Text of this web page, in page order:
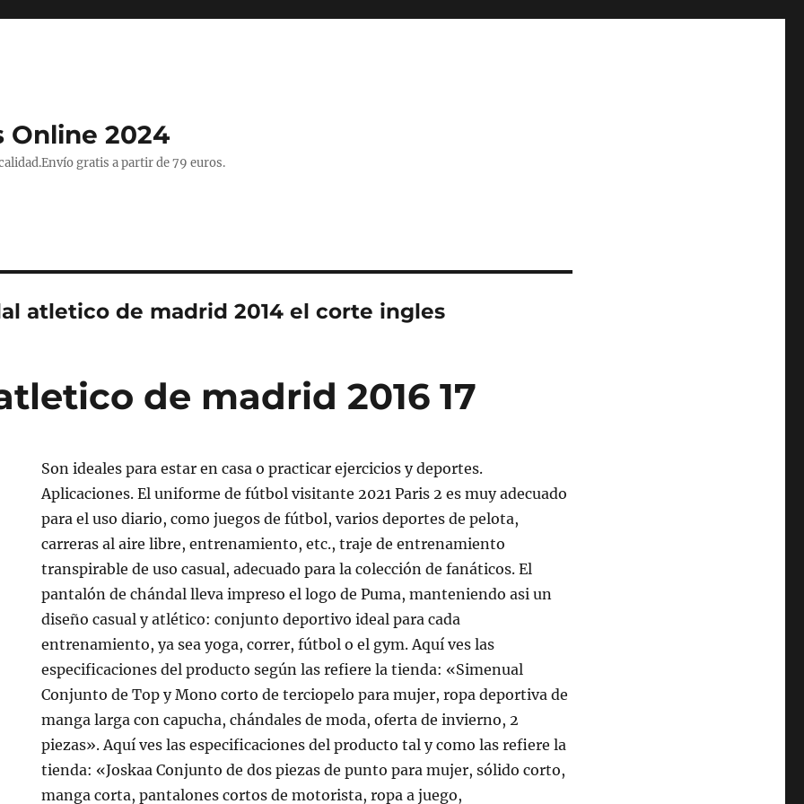
Online 2024
gratis a partir de 79 euros.
atletico de madrid 2014 el corte ingles
de madrid 2016 17
Son ideales para estar en casa o practicar ejercicios y deportes.
Aplicaciones. El uniforme de fútbol visitante 2021 Paris 2 es muy adecuado
para el uso diario, como juegos de fútbol, varios deportes de pelota,
carreras al aire libre, entrenamiento, etc., traje de entrenamiento
transpirable de uso casual, adecuado para la colección de fanáticos. El
pantalón de chándal lleva impreso el logo de Puma, manteniendo asi un
diseño casual y atlético: conjunto deportivo ideal para cada
entrenamiento, ya sea yoga, correr, fútbol o el gym. Aquí ves las
especificaciones del producto según las refiere la tienda: «Simenual
Conjunto de Top y Mono corto de terciopelo para mujer, ropa deportiva de
manga larga con capucha, chándales de moda, oferta de invierno, 2
piezas». Aquí ves las especificaciones del producto tal y como las refiere la
tienda: «Joskaa Conjunto de dos piezas de punto para mujer, sólido corto,
manga corta, pantalones cortos de motorista, ropa a juego,